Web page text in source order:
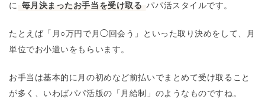
に
毎月決まったお手当を受け取る パパ活スタイルです。
たとえば「月○万円で月◯回会う」といった取り決めをして、月
単位でお小遣いをもらいます。
お手当は基本的に月の初めなど前払いでまとめて受け取ること
が多く、いわばパパ活版の「月給制」のようなものですね。